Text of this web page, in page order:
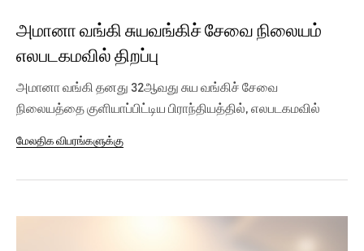
அமானா வங்கி சுயவங்கிச் சேவை நிலையம்
எலபடகமவில் திறப்பு
அமானா வங்கி தனது 32ஆவது சுய வங்கிச் சேவை
நிலையத்தை குளியாப்பிட்டிய பிராந்தியத்தில், எலபடகமவில்
மேலதிக விபரங்களுக்கு